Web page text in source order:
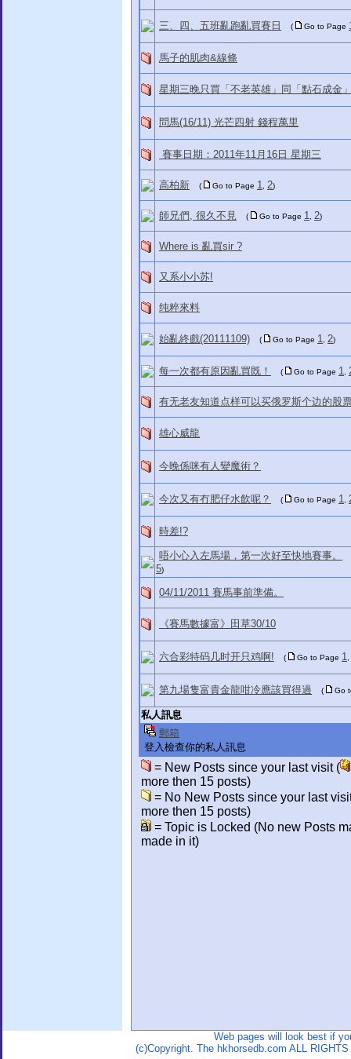
三、四、五班亂跑亂買賽日 ( Go to Page
馬子的肌肉&線條
星期三晚只買「不老英雄」同「點石成金
問馬(16/11) 光芒四射 錢程萬里
賽事日期：2011年11月16日 星期三
高柏新 ( Go to Page 1 2)
師兄們, 很久不見 ( Go to Page 1 2)
Where is 亂買sir ?
又系小小苏!
纯粹來料
始亂終戲(20111109) ( Go to Page 1 2)
每一次都有原因亂買既！ ( Go to Page 1
有无老友知道点样可以买俄罗斯个边的股
雄心威龍
今晚係咪有人變魔術？
今次又有冇肥仔水飲呢？ ( Go to Page 1
時差!?
唔小心入左馬場，第一次好至快地賽事。
5)
04/11/2011 賽馬事前準備。
《賽馬數據富》田草30/10
六合彩特码几时开只鸡啊! ( Go to Page 1
第九場隻富貴金龍咁冷應該買得過 ( Go
私人訊息
郵箱
登入檢查你的私人訊息
= New Posts since your last visit (
more then 15 posts)
= No New Posts since your last
more then 15 posts)
= Topic is Locked (No new Posts
made in it)
Web pages will look best if
(c)Copyright. The hkhorsedb.com ALL